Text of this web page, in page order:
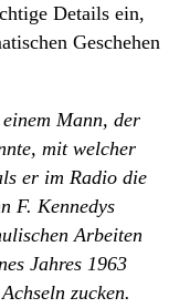
Details ein,
Geschehen
Mann, der
mit welcher
er im Radio die
F. Kennedys
Arbeiten
Jahres 1963
zucken.